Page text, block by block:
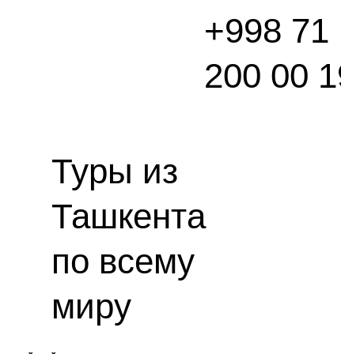
+998 71
200 00
Туры из
Ташкента
по всему
миру